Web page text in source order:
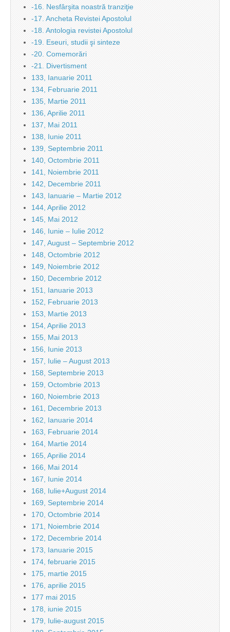
-16. Nesfârşita noastră tranziţie
-17. Ancheta Revistei Apostolul
-18. Antologia revistei Apostolul
-19. Eseuri, studii şi sinteze
-20. Comemorări
-21. Divertisment
133, Ianuarie 2011
134, Februarie 2011
135, Martie 2011
136, Aprilie 2011
137, Mai 2011
138, Iunie 2011
139, Septembrie 2011
140, Octombrie 2011
141, Noiembrie 2011
142, Decembrie 2011
143, Ianuarie – Martie 2012
144, Aprilie 2012
145, Mai 2012
146, Iunie – Iulie 2012
147, August – Septembrie 2012
148, Octombrie 2012
149, Noiembrie 2012
150, Decembrie 2012
151, Ianuarie 2013
152, Februarie 2013
153, Martie 2013
154, Aprilie 2013
155, Mai 2013
156, Iunie 2013
157, Iulie – August 2013
158, Septembrie 2013
159, Octombrie 2013
160, Noiembrie 2013
161, Decembrie 2013
162, Ianuarie 2014
163, Februarie 2014
164, Martie 2014
165, Aprilie 2014
166, Mai 2014
167, Iunie 2014
168, Iulie+August 2014
169, Septembrie 2014
170, Octombrie 2014
171, Noiembrie 2014
172, Decembrie 2014
173, Ianuarie 2015
174, februarie 2015
175, martie 2015
176, aprilie 2015
177 mai 2015
178, iunie 2015
179, Iulie-august 2015